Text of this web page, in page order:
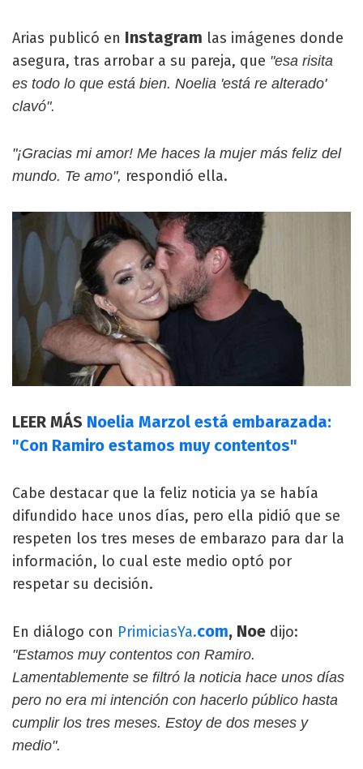
Arias publicó en Instagram las imágenes donde
asegura, tras arrobar a su pareja, que "esa risita
es todo lo que está bien. Noelia 'está re alterado'
clavó".
"¡Gracias mi amor! Me haces la mujer más feliz del
mundo. Te amo", respondió ella.
LEER MÁS Noelia Marzol está embarazada:
"Con Ramiro estamos muy contentos"
Cabe destacar que la feliz noticia ya se había
difundido hace unos días, pero ella pidió que se
respeten los tres meses de embarazo para dar la
información, lo cual este medio optó por
respetar su decisión.
En diálogo con PrimiciasYa.com, Noe dijo:
"Estamos muy contentos con Ramiro.
Lamentablemente se filtró la noticia hace unos días
pero no era mi intención con hacerlo público hasta
cumplir los tres meses. Estoy de dos meses y
medio".